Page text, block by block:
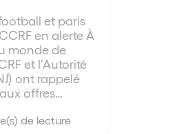
et paris
en alerte À
monde de
et l’Autorité
ont rappelé
offres…
de lecture